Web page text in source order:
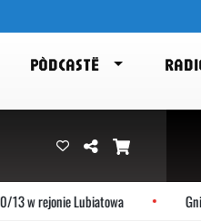
PÒDCASTË
rejonie Lubiatowa